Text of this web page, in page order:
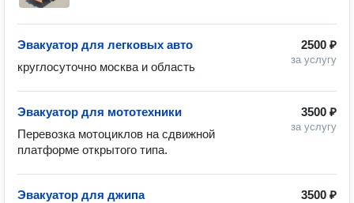
2500 ₽
за услугу
Эвакуатор для легковых авто
круглосуточно москва и область
3500 ₽
за услугу
Эвакуатор для мототехники
Перевозка мотоциклов на сдвижной
платформе открытого типа.
3500 ₽
Эвакуатор для джипа